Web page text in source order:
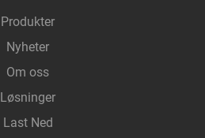
Produkter
Nyheter
Om oss
Løsninger
Last Ned